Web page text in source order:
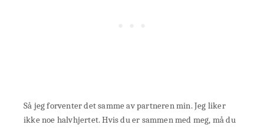
Så jeg forventer det samme av partneren min. Jeg liker
ikke noe halvhjertet. Hvis du er sammen med meg, må du